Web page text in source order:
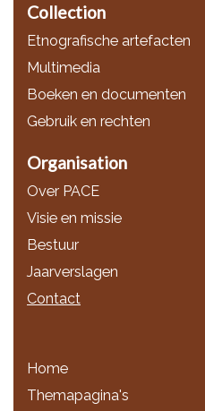
Collection
Etnografische artefacten
Multimedia
Boeken en documenten
Gebruik en rechten
Organisation
Over PACE
Visie en missie
Bestuur
Jaarverslagen
Contact
Home
Themapagina's